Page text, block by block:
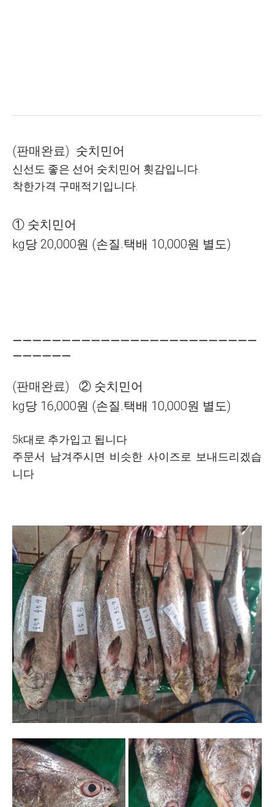
(판매완료) 숫치민어
신선도 좋은 선어 숫치민어 횟감입니다.
착한가격 구매적기입니다.
① 숫치민어
kg당 20,000원 (손질.택배 10,000원 별도)
ㅡㅡㅡㅡㅡㅡㅡㅡㅡㅡㅡㅡㅡㅡㅡㅡㅡㅡㅡㅡㅡㅡㅡㅡㅡ
ㅡㅡㅡㅡㅡㅡ
(판매완료)
② 숫치민어
kg당 16,000원 (손질.택배 10,000원 별도)
5k대로 추가입고 됩니다
주문서 남겨주시면 비슷한 사이즈로 보내드리겠습
니다